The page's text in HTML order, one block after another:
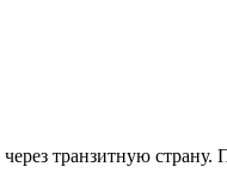
транзитную